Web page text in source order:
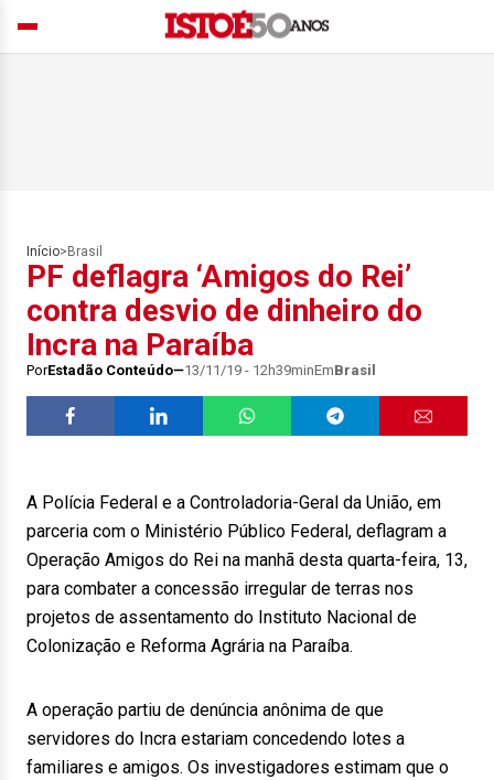
Início> Brasil
PF deflagra ‘Amigos do Rei’
contra desvio de dinheiro do
Incra na Paraíba
PorEstadão Conteúdo 13/11/19 - 12h39minEmBrasil
A Polícia Federal e a Controladoria-Geral da União, em
parceria com o Ministério Público Federal, deflagram a
Operação Amigos do Rei na manhã desta quarta-feira, 13,
para combater a concessão irregular de terras nos
projetos de assentamento do Instituto Nacional de
Colonização e Reforma Agrária na Paraíba.
A operação partiu de denúncia anônima de que
servidores do Incra estariam concedendo lotes a
familiares e amigos. Os investigadores estimam que o